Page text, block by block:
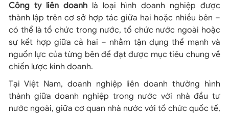
Công ty liên doanh là loại hình doanh nghiệp được
thành lập trên cơ sở hợp tác giữa hai hoặc nhiều bên –
có thể là tổ chức trong nước, tổ chức nước ngoài hoặc
sự kết hợp giữa cả hai – nhằm tận dụng thế mạnh và
nguồn lực của từng bên để đạt được mục tiêu chung về
chiến lược kinh doanh.
Tại Việt Nam, doanh nghiệp liên doanh thường hình
thành giữa doanh nghiệp trong nước với nhà đầu tư
nước ngoài, giữa cơ quan nhà nước với tổ chức quốc tế,